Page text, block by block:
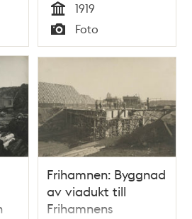
Tid
1919
Typ
Foto
Frihamnen: Byggnad
av viadukt till
Frihamnens